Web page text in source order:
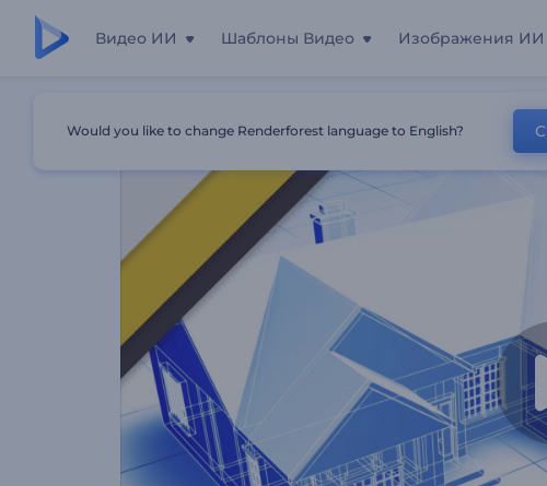
Видео ИИ Шаблоны Видео Изображения ИИ
Универсальный Шаблон Для Рекламы
Would you like to change Renderforest language to English?